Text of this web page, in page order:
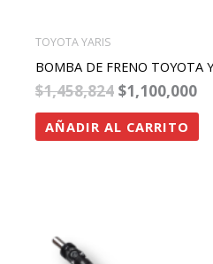
TOYOTA YARIS
BOMBA DE FRENO TOYOTA
$1,458,824 $1,100,000
AÑADIR AL CARRITO